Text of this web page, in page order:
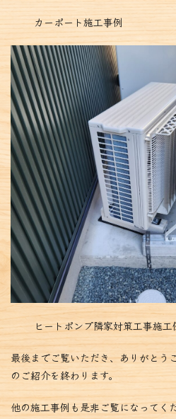
カーポート施工事例
ヒートポンプ隣家対策工事施工
最後までご覧いただき、ありがとう
のご紹介を終わります。
他の施工事例も是非ご覧になってくだ